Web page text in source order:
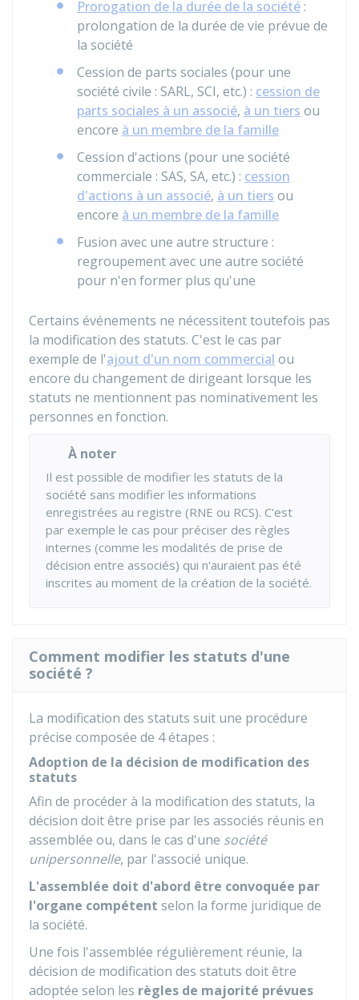
Prorogation de la durée de la société :
prolongation de la durée de vie prévue de
la société
Cession de parts sociales (pour une
société civile : SARL, SCI, etc.) : cession de
parts sociales à un associé, à un tiers ou
encore à un membre de la famille
Cession d'actions (pour une société
commerciale : SAS, SA, etc.) : cession
d'actions à un associé, à un tiers ou
encore à un membre de la famille
Fusion avec une autre structure :
regroupement avec une autre société
pour n'en former plus qu'une
Certains événements ne nécessitent toutefois pas
la modification des statuts. C'est le cas par
exemple de l'ajout d'un nom commercial ou
encore du changement de dirigeant lorsque les
statuts ne mentionnent pas nominativement les
personnes en fonction.
À noter
Il est possible de modifier les statuts de la
société sans modifier les informations
enregistrées au registre (RNE ou RCS). C'est
par exemple le cas pour préciser des règles
internes (comme les modalités de prise de
décision entre associés) qui n'auraient pas été
inscrites au moment de la création de la société.
Comment modifier les statuts d'une
société ?
La modification des statuts suit une procédure
précise composée de 4 étapes :
Adoption de la décision de modification des
statuts
Afin de procéder à la modification des statuts, la
décision doit être prise par les associés réunis en
assemblée ou, dans le cas d'une société
unipersonnelle, par l'associé unique.
L'assemblée doit d'abord être convoquée par
l'organe compétent selon la forme juridique de
la société.
Une fois l'assemblée régulièrement réunie, la
décision de modification des statuts doit être
adoptée selon les règles de majorité prévues